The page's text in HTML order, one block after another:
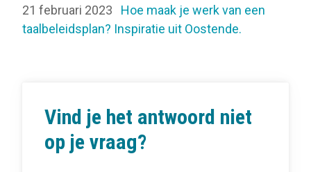
21 februari 2023
Hoe maak je werk van een
taalbeleidsplan? Inspiratie uit Oostende.
Vind je het antwoord niet
op je vraag?